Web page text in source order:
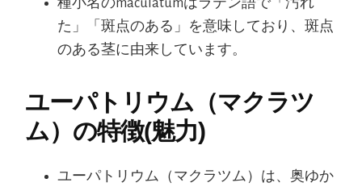
た」「斑点のある」を意味しており、斑点
のある茎に由来しています。
ユーパトリウム（マクラツ
ム）の特徴(魅力)
ユーパトリウム（マクラツム）は、奥ゆか